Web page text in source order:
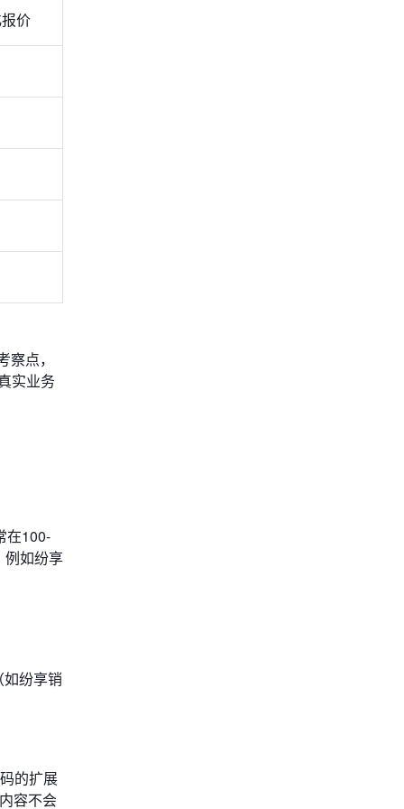
价
点，
实业务
在100-
例如纷享
纷享销
的扩展
容不会